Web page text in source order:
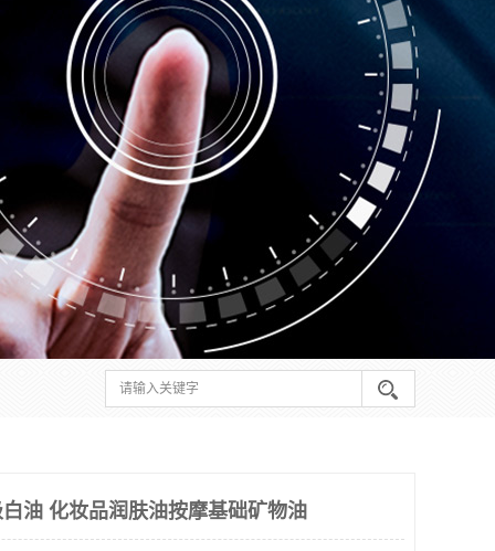
油 化妆品润肤油按摩基础矿物油